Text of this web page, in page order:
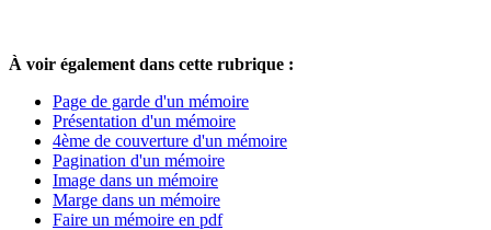
À voir également dans cette rubrique :
Page de garde d'un mémoire
Présentation d'un mémoire
4ème de couverture d'un mémoire
Pagination d'un mémoire
Image dans un mémoire
Marge dans un mémoire
Faire un mémoire en pdf